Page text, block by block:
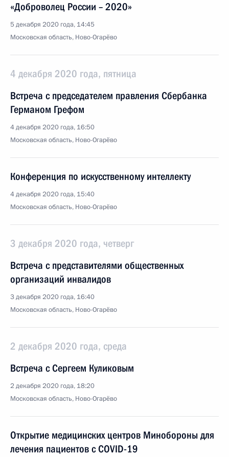
«Доброволец России – 2020»
5 декабря 2020 года, 14:45
Московская область, Ново-Огарёво
4 декабря 2020 года, пятница
Встреча с председателем правления Сбербанка
Германом Грефом
4 декабря 2020 года, 16:50
Московская область, Ново-Огарёво
Конференция по искусственному интеллекту
4 декабря 2020 года, 15:40
Московская область, Ново-Огарёво
3 декабря 2020 года, четверг
Встреча с представителями общественных
организаций инвалидов
3 декабря 2020 года, 16:40
Московская область, Ново-Огарёво
2 декабря 2020 года, среда
Встреча с Сергеем Куликовым
2 декабря 2020 года, 18:20
Московская область, Ново-Огарёво
Открытие медицинских центров Минобороны для
лечения пациентов с COVID-19